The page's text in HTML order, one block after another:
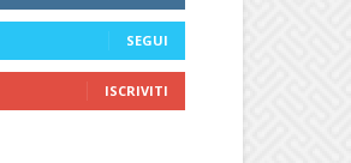
SEGUI
ISCRIVITI